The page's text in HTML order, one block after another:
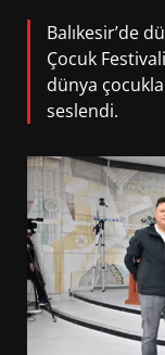
Balıkesir’de
Çocuk
dünya
seslendi.